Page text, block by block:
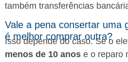
também transferências
Vale a pena consertar uma
é melhor comprar outra?
Isso depende do caso. Se o
menos de 10 anos e o reparo